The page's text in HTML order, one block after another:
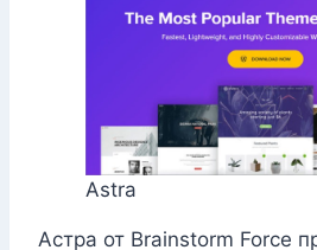
Astra
Астра от Brainstorm Force